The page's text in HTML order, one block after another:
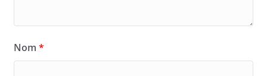
Nom *